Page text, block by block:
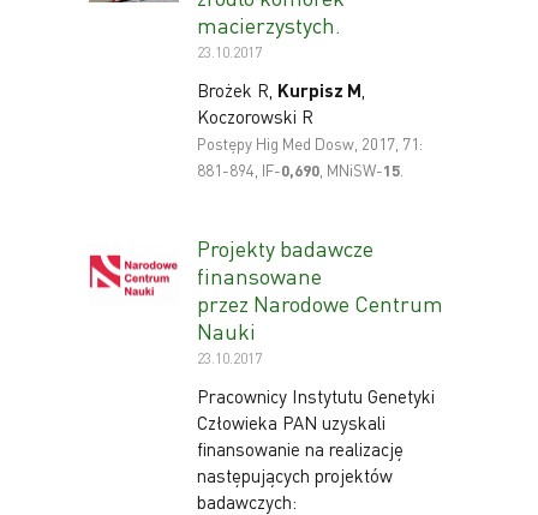
macierzystych.
23.10.2017
Brożek R, Kurpisz M
Koczorowski R
Postępy Hig Med Dosw, 2017, 71:
881-894, IF-0,690 , MNiSW-15
Projekty badawcze
finansowane
przez Narodowe Centrum
Nauki
23.10.2017
Pracownicy Instytutu Genetyki
Człowieka PAN uzyskali
finansowanie na realizację
następujących projektów
badawczych: